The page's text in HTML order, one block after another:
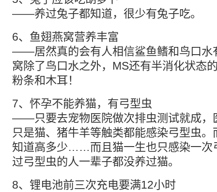
——养过兔子都知道，很少有兔子吃。
6、鱼翅燕窝营养丰富
——居然真的会有人相信鲨鱼鳍和鸟口
窝除了鸟口水之外，MS还有半消化状态
粉条和木耳！
7、怀孕不能养猫，有弓型虫
——只要去宠物医院做次排虫测试就成，
只是猫、猪牛羊等触类都能感染弓型虫
知道高多少……而且猫一生也只感染一次
过弓型虫的人一辈子都没养过猫。
8、锂电池前三次充电要满12小时